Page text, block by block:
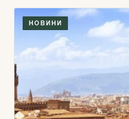
НОВИНИ